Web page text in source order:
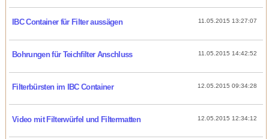
11.05.2015 13:27:07
IBC Container für Filter aussägen
11.05.2015 14:42:52
Bohrungen für Teichfilter Anschluss
12.05.2015 09:34:28
Filterbürsten im IBC Container
12.05.2015 12:34:12
Video mit Filterwürfel und Filtermatten